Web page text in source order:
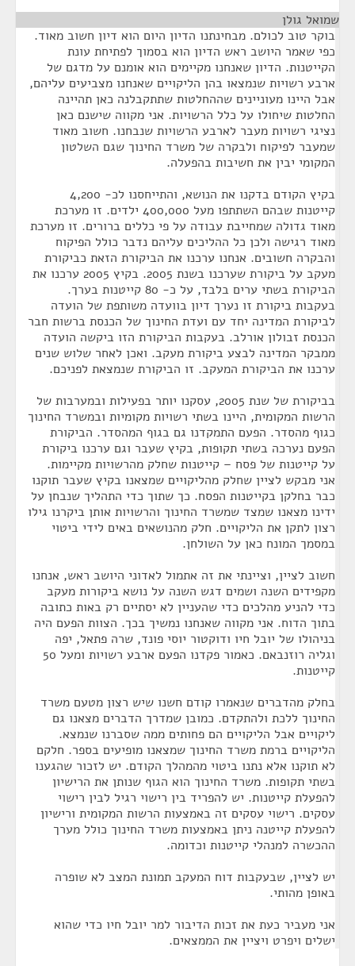
שמואל גולן
בוקר טוב לכולם. מבחינתנו הדיון היום הוא דיון חשוב מאוד.
כפי שאמר היושב ראש הדיון הוא בסמוך לפתיחת עונת
הקייטנות. הדיון שאנחנו מקיימים הוא אומנם על מדגם של
ארבע רשויות שנמצאו בהן הליקויים שאנחנו מצביעים עליהם,
אבל היינו מעוניינים שההחלטות שתתקבלנה כאן תהיינה
החלטות שיחולו על כלל הרשויות. אני מקווה שישנם כאן
נציגי רשויות מעבר לארבע הרשויות שנבחנו. חשוב מאוד
שמעבר לפיקוח ולבקרה של משרד החינוך שגם השלטון
המקומי יבין את חשיבות בהפעלה.
בקיץ הקודם בדקנו את הנושא, והתייחסנו לכ- 4,200
קייטנות שבהם השתתפו מעל 400,000 ילדים. זו מערכת
מאוד גדולה שמחייבת עבודה על פי כללים ברורים. זו מערכת
מאוד רגישה ולכן כל ההליכים עליהם נדבר כולל הפיקוח
והבקרה חשובים. אנחנו ערכנו את הביקורת הזאת כביקורת
מעקב על ביקורת שערכנו בשנת 2005. בקיץ 2005 ערכנו את
הביקורת בשתי ערים בלבד, על כ- 80 קייטנות בערך.
בעקבות ביקורת זו נערך דיון בוועדה משותפת של הועדה
לביקורת המדינה יחד עם ועדת החינוך של הכנסת ברשות חבר
הכנסת זבולון אורלב. בעקבות הביקורת הזו ביקשה הועדה
ממבקר המדינה לבצע ביקורת מעקב. ואכן לאחר שלוש שנים
ערכנו את הביקורת המעקב. זו הביקורת שנמצאת לפניכם.
בביקורת של שנת 2005, עסקנו יותר בפעילות ובמערבות של
הרשות המקומית, היינו בשתי רשויות מקומיות ובמשרד החינוך
כגוף מהסדר. הפעם התמקדנו גם בגוף המהסדר. הביקורת
הפעם נערכה בשתי תקופות, בקיץ שעבר וגם ערכנו ביקורת
על קייטנות של פסח – קייטנות שחלק מהרשויות מקיימות.
אני מבקש לציין שחלק מהליקויים שמצאנו בקיץ שעבר תוקנו
כבר בחלקן בקייטנות הפסח. כך שתוך כדי התהליך שנבחן על
ידינו מצאנו שמצד שמשרד החינוך והרשויות אותן ביקרנו גילו
רצון לתקן את הליקויים. חלק מהנושאים באים לידי ביטוי
במסמך המונח כאן על השולחן.
חשוב לציין, וציינתי את זה אתמול לאדוני היושב ראש, אנחנו
מקפידים השנה ושמים דגש השנה על נושא ביקורות מעקב
כדי להניע מהלכים כדי שהעניין לא יסתיים רק באות כתובה
בתוך הדוח. אני מקווה שאנחנו נמשיך בכך. הצוות הפעם היה
בניהולו של יובל חיו ודוקטור יוסי פונד, שרה פתאל, יפה
וגליה רוזנבאם. כאמור פקדנו הפעם ארבע רשויות ומעל 50
קייטנות.
בחלק מהדברים שנאמרו קודם חשנו שיש רצון מטעם משרד
החינוך ללכת ולהתקדם. כמובן שמדרך הדברים מצאנו גם
ליקויים אבל הליקויים הם פחותים ממה שסברנו שנמצא.
הליקויים ברמת משרד החינוך שמצאנו מופיעים בספר. חלקם
לא תוקנו אלא נתנו ביטוי מהמהלך הקודם. יש לזכור שהגענו
בשתי תקופות. משרד החינוך הוא הגוף שנותן את הרישיון
להפעלת קייטנות. יש להפריד בין רישוי רגיל לבין רישוי
עסקים. רישוי עסקים זה באמצעות הרשות המקומית ורישיון
להפעלת קייטנה ניתן באמצעות משרד החינוך כולל מערך
ההכשרה למנהלי קייטנות וכדומה.
יש לציין, שבעקבות דוח המעקב תמונת המצב לא שופרה
באופן מהותי.
אני מעביר כעת את זכות הדיבור למר יובל חיו כדי שהוא
ישלים ויפרט ויציין את הממצאים.